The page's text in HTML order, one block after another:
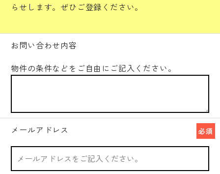
らせします。ぜひご登録ください。
お問い合わせ内容
物件の条件などをご自由にご記入ください。
メールアドレス 必須